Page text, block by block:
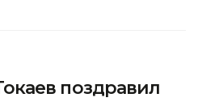
поздравил